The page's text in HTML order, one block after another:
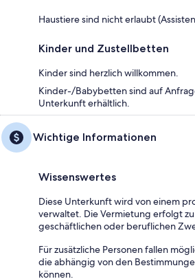
Haustiere sind nicht erlaubt
Kinder und Zustellbetten
Kinder sind herzlich willkommen.
Kinder-/Babybetten sind auf
Unterkunft erhältlich.
Wichtige Informationen
Wissenswertes
Diese Unterkunft wird von einem
verwaltet. Die Vermietung erfolgt
geschäftlichen oder beruflichen
Für zusätzliche Personen fallen
die abhängig von den
können.